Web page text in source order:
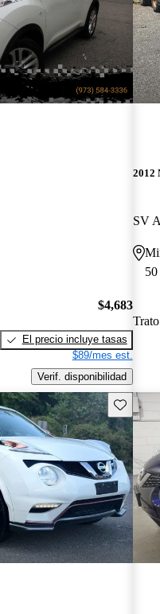
$4,683
El precio incluye tasas
$89/mes est.
Verif. disponibilidad
2012
SV
Guarda